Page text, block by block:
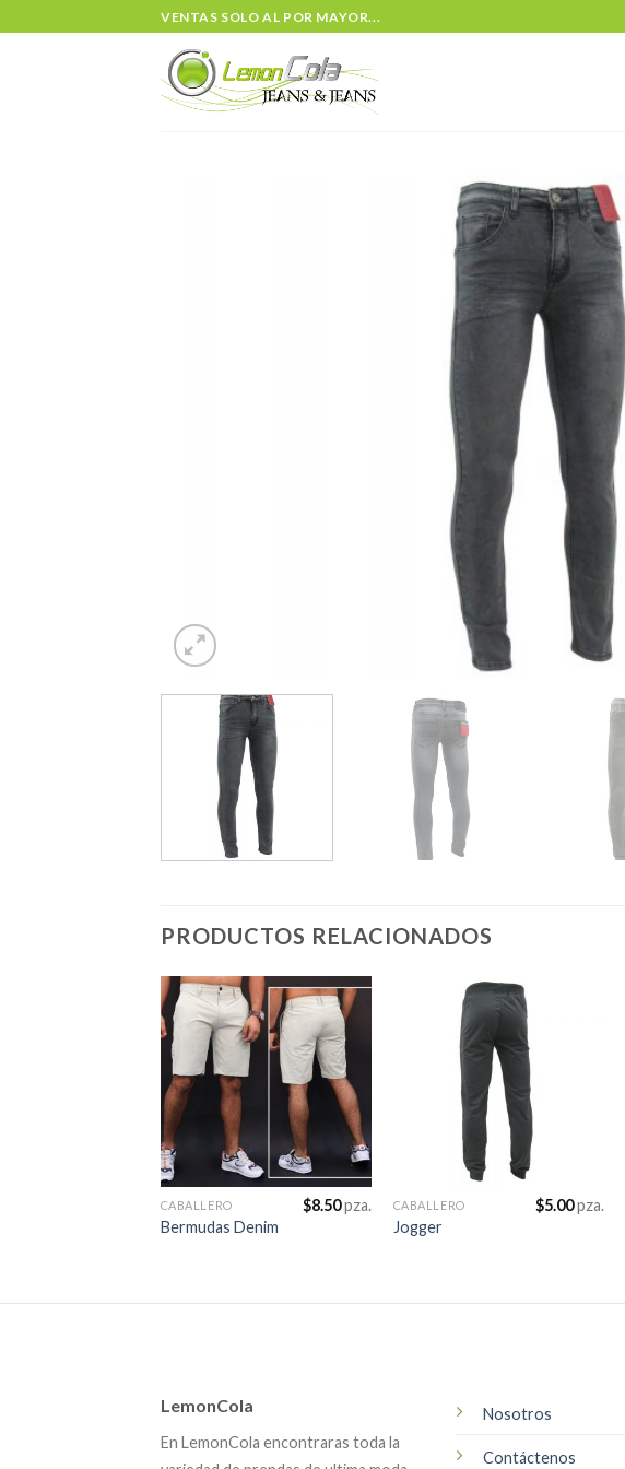
to
VENTAS SOLO AL POR MAYOR...
PRODUCTOS RELACIONADOS
CABALLERO
Bermudas Denim
$8.50pza. CABALLERO
Jogger
$5.00pza.
LemonCola
En LemonCola encontraras toda la
Nosotros
Contáctenos